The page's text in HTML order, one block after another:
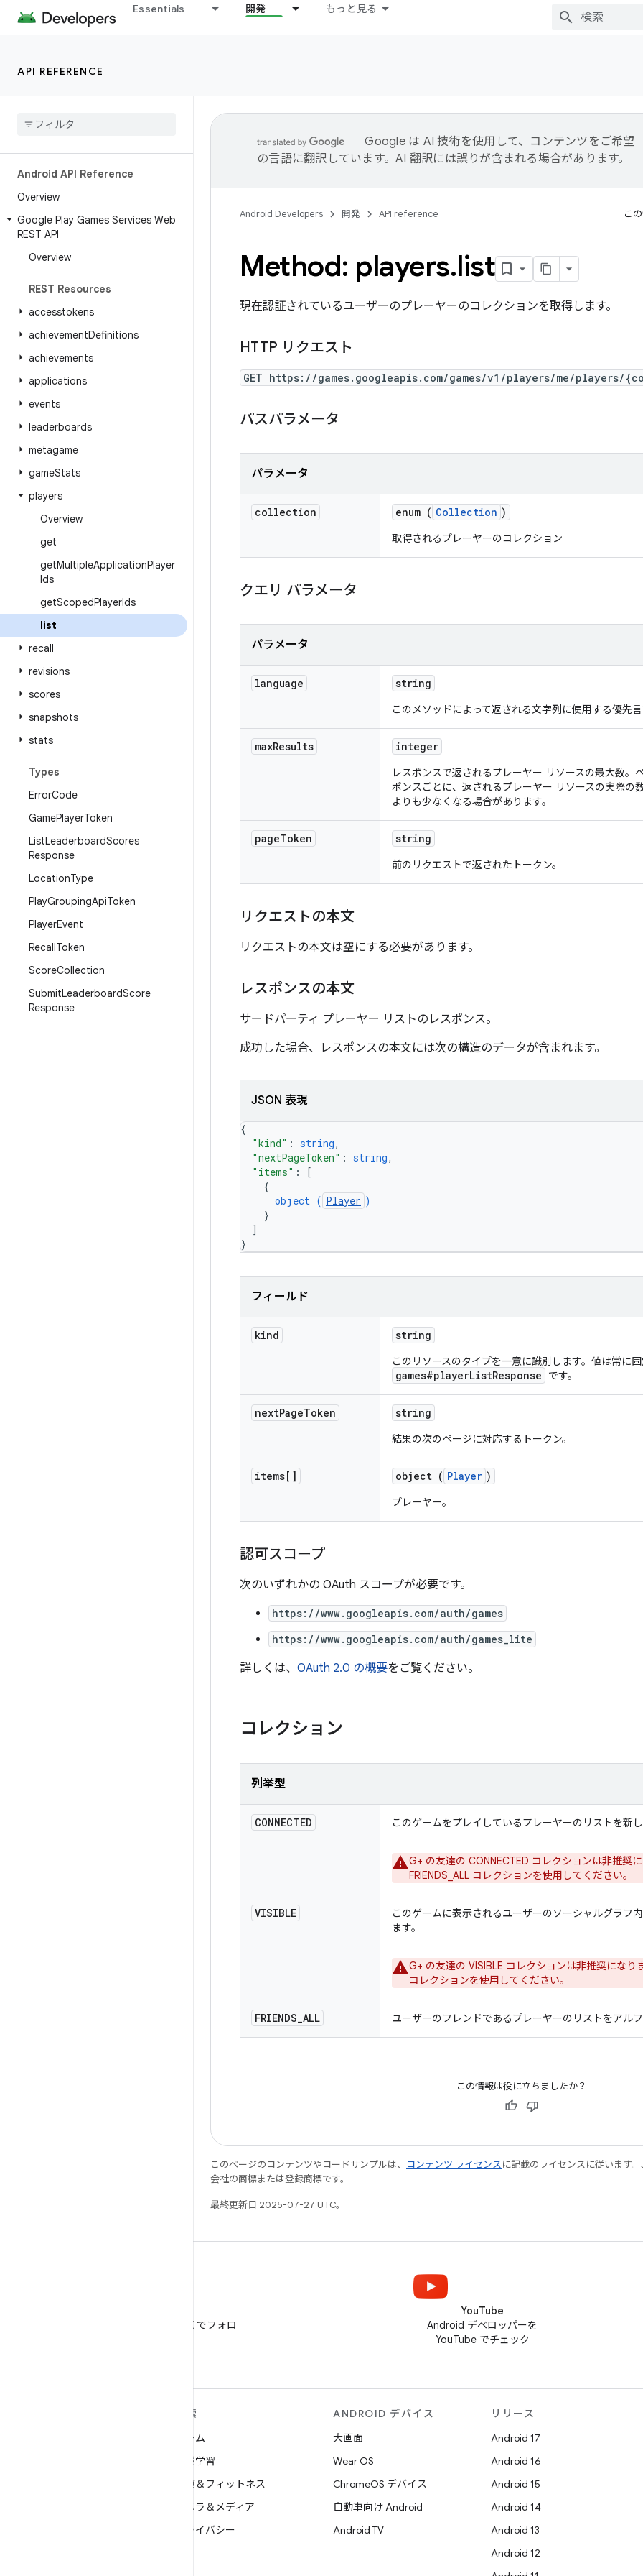
Essentials 開発 もっと見る
API REFERENCE
Android API Reference
Overview
Google Play Games Services Web
REST API
Overview
REST Resources
accesstokens
achievementDefinitions
achievements
applications
events
leaderboards
metagame
gameStats
players
Overview
get
getMultipleApplicationPlayer
Ids
getScopedPlayerIds
list
recall
revisions
scores
snapshots
stats
Types
ErrorCode
GamePlayerToken
ListLeaderboardScores
Response
LocationType
PlayGroupingApiToken
PlayerEvent
RecallToken
ScoreCollection
SubmitLeaderboardScore
Response
Google は AI 技術を使用して、コンテンツをご希望
の言語に翻訳しています。AI 翻訳には誤りが含まれる場合があります。
Android Developers 開発 API reference こ
Method: players.list
現在認証されているユーザーのプレーヤーのコレクションを取得します。
HTTP リクエスト
GET https://games.googleapis.com/games/v1/players/me/players/
パスパラメータ
パラメータ
collection enum ( Collection )
取得されるプレーヤーのコレクション
クエリ パラメータ
パラメータ
language string
このメソッドによって返される文字列に使用する優先
maxResults integer
レスポンスで返されるプレーヤー リソースの最大数。
ポンスごとに、返されるプレーヤー リソースの実際の
よりも少なくなる場合があります。
pageToken string
前のリクエストで返されたトークン。
リクエストの本文
リクエストの本文は空にする必要があります。
レスポンスの本文
サードパーティ プレーヤー リストのレスポンス。
成功した場合、レスポンスの本文には次の構造のデータが含まれます。
JSON 表現
{
"kind" : string,
"nextPageToken" : string,
"items" :
[
{
object ( Player )
}
]
}
フィールド
kind string
このリソースのタイプを一意に識別します。値は常に
games#playerListResponse です。
nextPageToken string
結果の次のページに対応するトークン。
items[] object ( Player )
プレーヤー。
認可スコープ
次のいずれかの OAuth スコープが必要です。
https://www.googleapis.com/auth/games
https://www.googleapis.com/auth/games_lite
詳しくは、 OAuth 2.0 の概要をご覧ください。
コレクション
列挙型
CONNECTED このゲームをプレイしているプレーヤーのリストを新
G+ の友達の CONNECTED コレクションは非推奨
FRIENDS_ALL コレクションを使用してください。
VISIBLE
このゲームに表示されるユーザーのソーシャルグラフ
ます。
G+ の友達の VISIBLE コレクションは非推奨になり
コレクションを使用してください。
FRIENDS_ALL ユーザーのフレンドであるプレーヤーのリストをアル
この情報は役に立ちましたか？
このページのコンテンツやコードサンプルは、 コンテンツ ライセンスに記載のライセンスに従います
会社の商標または登録商標です。
最終更新日 2025-07-27 UTC。
@AndroidDev を X でフォロ
YouTube
Android デベロッパーを
YouTube でチェック
探索
ゲーム
機械学習
健康＆フィットネス
カメラ＆メディア
プライバシー
ANDROID デバイス
大画面
Wear OS
ChromeOS デバイス
自動車向け Android
Android TV
リリース
Android 17
Android 16
Android 15
Android 14
Android 13
Android 12